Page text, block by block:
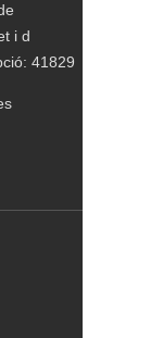
i d
41829